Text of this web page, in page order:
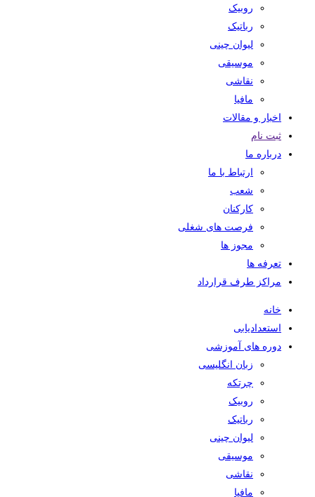
روبیک
رباتیک
لیوان چینی
موسیقی
نقاشی
مافیا
اخبار و مقالات
ثبت نام
درباره ما
ارتباط با ما
شعب
کارکنان
فرصت های شغلی
مجوز ها
تعرفه ها
مراکز طرف قرارداد
خانه
استعدادیابی
دوره های آموزشی
زبان انگلیسی
چرتکه
روبیک
رباتیک
لیوان چینی
موسیقی
نقاشی
مافیا